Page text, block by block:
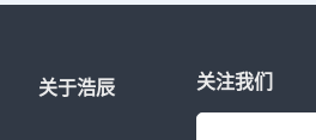
关于浩辰 关注我们